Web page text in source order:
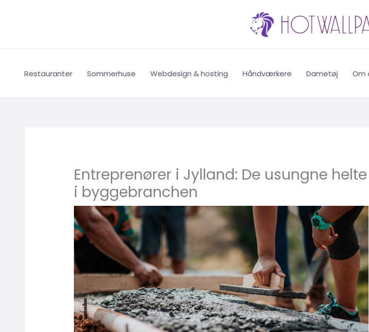
Restauranter Sommerhuse Webdesign & hosting Håndværkere Dametøj Om
Entreprenører i Jylland: De usungne helte
i byggebranchen